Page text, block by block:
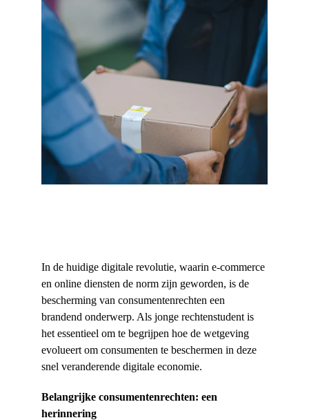
In de huidige digitale revolutie, waarin e-commerce
en online diensten de norm zijn geworden, is de
bescherming van consumentenrechten een
brandend onderwerp. Als jonge rechtenstudent is
het essentieel om te begrijpen hoe de wetgeving
evolueert om consumenten te beschermen in deze
snel veranderende digitale economie.
Belangrijke consumentenrechten: een
herinnering